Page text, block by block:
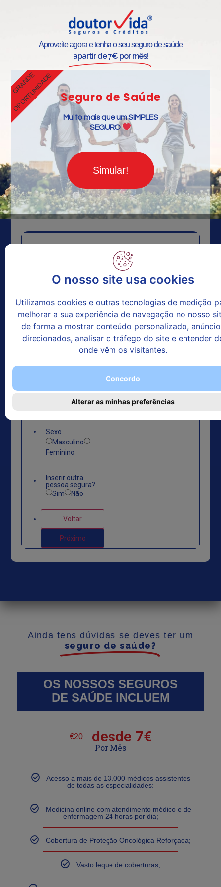
O nosso site usa cookies
Utilizamos cookies e outras tecnologias de medição
melhorar a sua experiência de navegação no nosso
de forma a mostrar conteúdo personalizado,
direcionados, analisar o tráfego do site e entender
onde vêm os visitantes.
Concordo
Alterar as minhas preferências
Aproveite agora e tenha o seu seguro de saúde
apartir de 7€ por mês!
Seguro de Saúde
Muito mais que um SIMPLES
SEGURO
Simular!
GRANDE
OPORTUNIDADE
Simulador Online
Seguro Saúde Individual e Familiar
1ª Pessoa
Segura
Sexo
Masculino
Feminino
Inserir outra
pessoa segura?
Sim
Não
Voltar
Próximo
Ainda tens dúvidas se deves ter um
seguro de saúde?
OS NOSSOS SEGUROS
DE SAÚDE INCLUEM
€20 desde 7€
Por Mês
Acesso a mais de 13.000 médicos assistentes
de todas as especialidades;
Medicina online com atendimento médico e de
enfermagem 24 horas por dia;
Cobertura de Proteção Oncológica Reforçada;
Vasto leque de coberturas;